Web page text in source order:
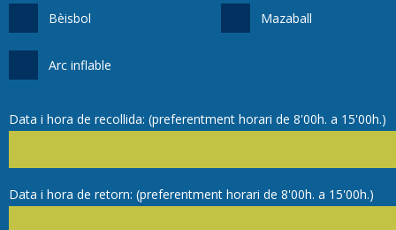
Bèisbol Mazaball
Arc inflable
Data i hora de recollida: (preferentment horari de 8'00h. a 15'00h.)
Data i hora de retorn: (preferentment horari de 8'00h. a 15'00h.)